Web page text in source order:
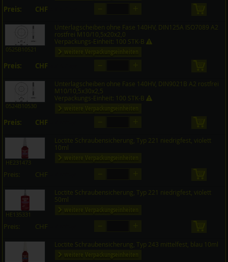
Preis: CHF
0525B10521
Unterlagscheiben ohne Fase 140HV, DIN125A ISO7089 A2
rostfrei M10/10,5x20x2,0
Verpackungs-Einheit: 100 STK-B
weitere Verpackungseinheiten
Preis: CHF
0524B10530
Unterlagscheiben ohne Fase 140HV, DIN9021B A2 rostfrei
M10/10,5x30x2,5
Verpackungs-Einheit: 100 STK-B
weitere Verpackungseinheiten
Preis: CHF
HE231473
Loctite Schraubensicherung, Typ 221 niedrigfest, violett
10ml
weitere Verpackungseinheiten
Preis: CHF
HE135331
Loctite Schraubensicherung, Typ 221 niedrigfest, violett
50ml
weitere Verpackungseinheiten
Preis: CHF
Loctite Schraubensicherung, Typ 243 mittelfest, blau 10ml
weitere Verpackungseinheiten